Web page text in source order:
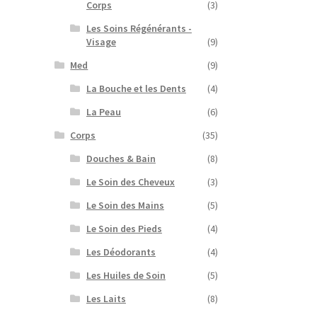
Corps
(3)
Les Soins Régénérants -
Visage
(9)
Med
(9)
La Bouche et les Dents
(4)
La Peau
(6)
Corps
(35)
Douches & Bain
(8)
Le Soin des Cheveux
(3)
Le Soin des Mains
(5)
Le Soin des Pieds
(4)
Les Déodorants
(4)
Les Huiles de Soin
(5)
Les Laits
(8)